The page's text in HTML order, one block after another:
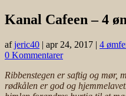
Kanal Cafeen – 4
afjeric40 | apr 24, 2017 | 4
0 Kommentarer
Ribbenstegen er saftig og mør,
rødkålen er god og